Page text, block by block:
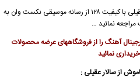
با کیفیت ۱۲۸ از رسانه موسیقی نکست وان به
مراجعه نمائید …
آهنگ را از فروشگاههای عرضه محصولات
نمائید
از سالار عقیلی :